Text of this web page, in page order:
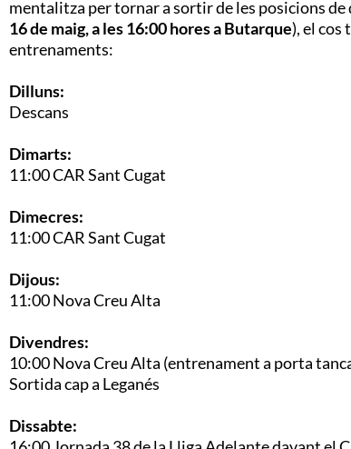
mentalitza per tornar a sortir de les posicions de
16 de maig, a les 16:00 hores a Butarque), el cos
entrenaments:
Dilluns:
Descans
Dimarts:
11:00 CAR Sant Cugat
Dimecres:
11:00 CAR Sant Cugat
Dijous:
11:00 Nova Creu Alta
Divendres:
10:00 Nova Creu Alta (entrenament a porta
Sortida cap a Leganés
Dissabte: